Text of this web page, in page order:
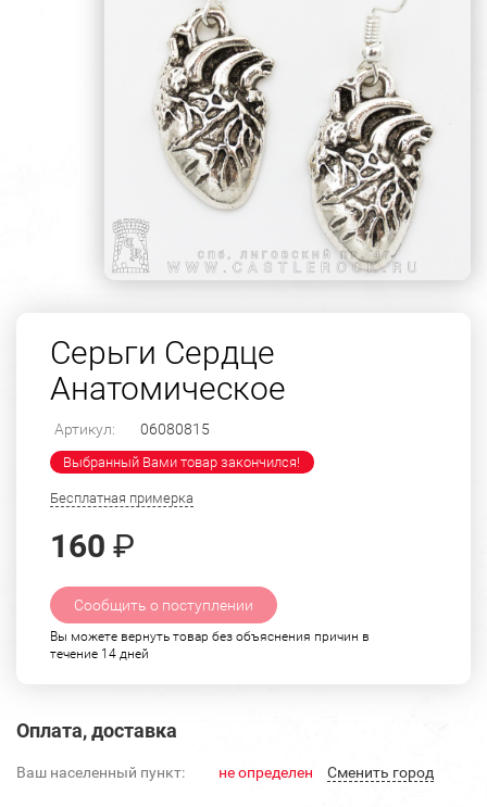
Серьги Сердце
Анатомическое
Артикул: 06080815
Выбранный Вами товар закончился!
Бесплатная примерка
160 ₽
Сообщить о поступлении
Вы можете вернуть товар без объяснения причин в
течение 14 дней
Оплата, доставка
Ваш населенный пункт: не определен Cменить город